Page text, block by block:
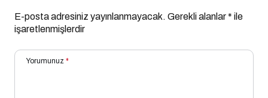
E-posta adresiniz yayınlanmayacak. Gerekli alanlar* ile
işaretlenmişlerdir
Yorumunuz *